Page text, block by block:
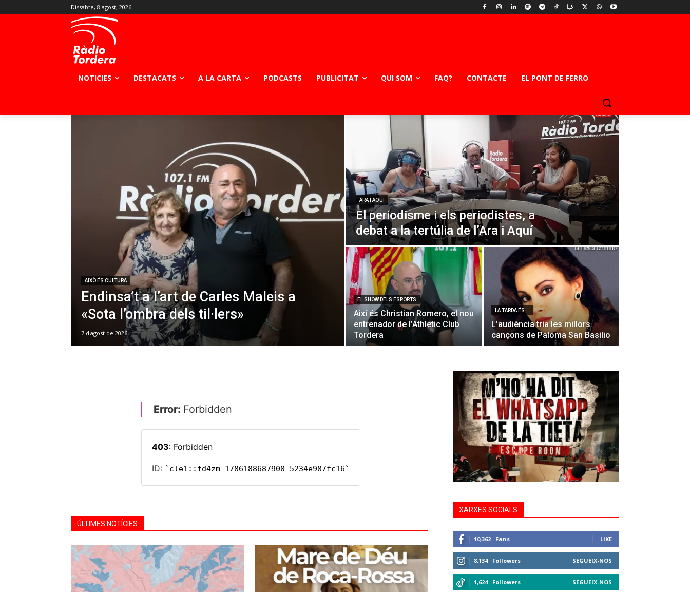
Dissabte, 8 agost, 2026
NOTICIES DESTACATS A LA CARTA PODCASTS PUBLICITAT QUI SOM FAQ? CONTACTE EL PONT DE FERRO
AIXÒ ÉS CULTURA
Endinsa’t a l’art de Carles Maleis a
«Sota l’ombra dels til·lers»
7 d'agost de 2026
ARA I AQUÍ
El periodisme i els periodistes, a
debat a la tertúlia de l’Ara i Aquí
EL SHOW DELS ESPORTS
Així és Christian Romero, el nou
entrenador de l’Athletic Club
Tordera
LA TARDA ÉS...
L’audiència tria les millors
cançons de Paloma San Basilio
ÚLTIMES NOTÍCIES
XARXES SOCIALS
10,362 Fans LIKE
8,134 Followers SEGUEIX-NOS
1,624 Followers SEGUEIX-NOS